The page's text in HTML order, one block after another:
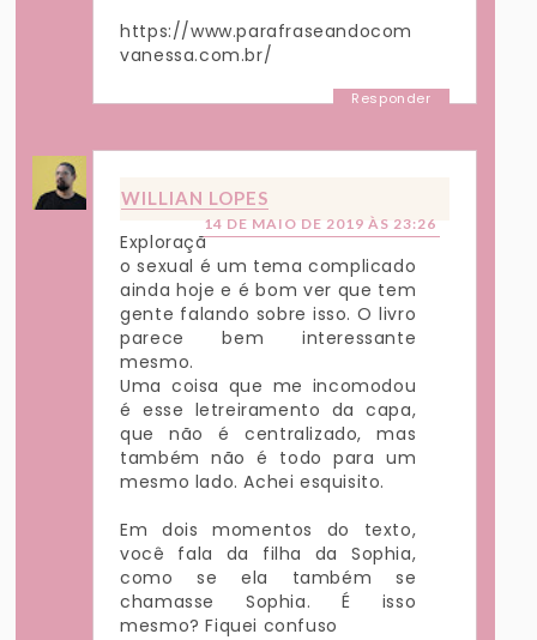
https://www.parafraseandocom
vanessa.com.br/
Responder
WILLIAN LOPES
14 DE MAIO DE 2019 ÀS 23:26
Exploraçã
o sexual é um tema complicado
ainda hoje e é bom ver que tem
gente falando sobre isso. O livro
parece bem interessante
mesmo.
Uma coisa que me incomodou
é esse letreiramento da capa,
que não é centralizado, mas
também não é todo para um
mesmo lado. Achei esquisito.
Em dois momentos do texto,
você fala da filha da Sophia,
como se ela também se
chamasse Sophia. É isso
mesmo? Fiquei confuso